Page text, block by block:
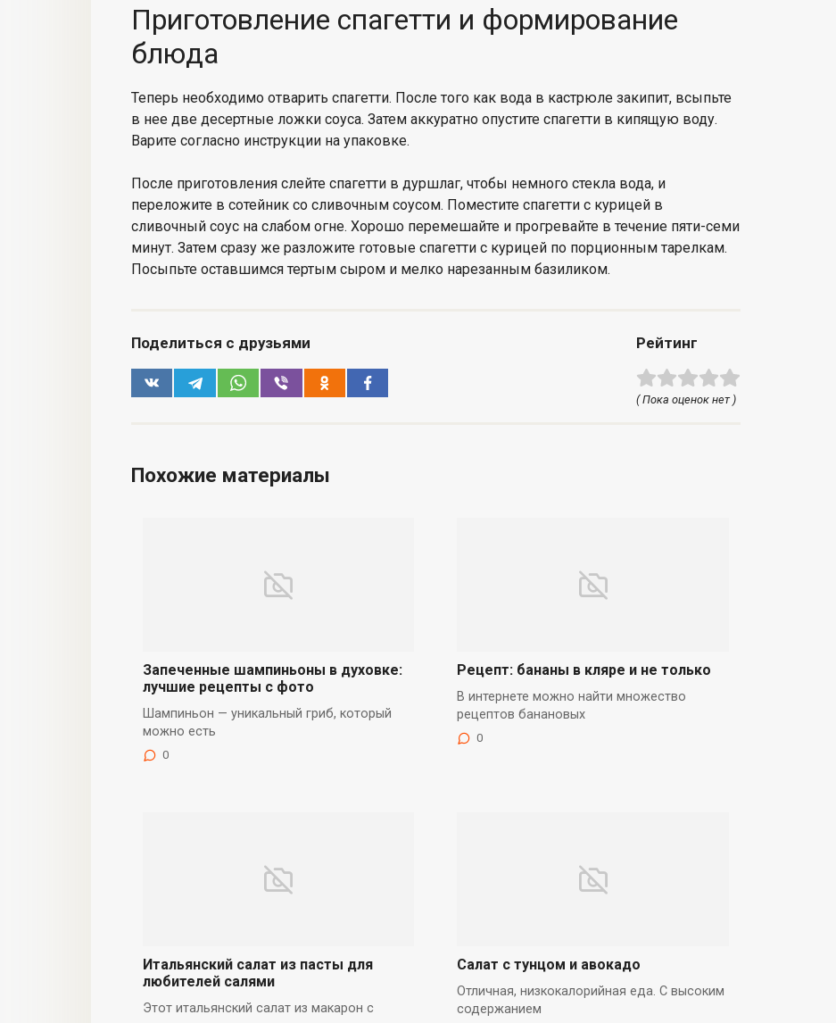
Приготовление спагетти и формирование
блюда
Теперь необходимо отварить спагетти. После того как вода в кастрюле закипит, всыпьте
в нее две десертные ложки соуса. Затем аккуратно опустите спагетти в кипящую воду.
Варите согласно инструкции на упаковке.
После приготовления слейте спагетти в дуршлаг, чтобы немного стекла вода, и
переложите в сотейник со сливочным соусом. Поместите спагетти с курицей в
сливочный соус на слабом огне. Хорошо перемешайте и прогревайте в течение пяти-семи
минут. Затем сразу же разложите готовые спагетти с курицей по порционным тарелкам.
Посыпьте оставшимся тертым сыром и мелко нарезанным базиликом.
Поделиться с друзьями Рейтинг
( Пока оценок нет )
Похожие материалы
Запеченные шампиньоны в духовке:
лучшие рецепты с фото
Шампиньон — уникальный гриб, который
можно есть
0
Рецепт: бананы в кляре и не только
В интернете можно найти множество
рецептов банановых
0
Итальянский салат из пасты для
любителей салями
Этот итальянский салат из макарон с
Салат с тунцом и авокадо
Отличная, низкокалорийная еда. С высоким
содержанием